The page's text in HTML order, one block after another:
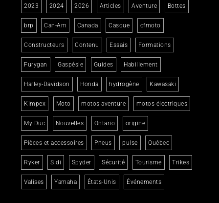
2023 2024 2026 Articles Aventure Bottes
brp Can-Am Canada Casque cfmoto
Constructeurs Contenu Essais Formations
Furygan Gaspésie Guides Habillement
Harley-Davidson Honda hydrogène Kawasaki
Kimpex Moto motos aventure motos électriques
MylDuc Nouvelles Ontario origine
Pièces et accessoires Pneus pulse Québec
Ryker Sidi Spyder Sécurité Tourisme Trikes
Valises Yamaha États-Unis Événements